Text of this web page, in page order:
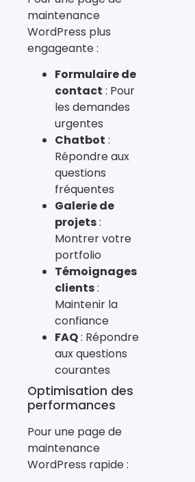
maintenance
WordPress plus
engageante :
Formulaire de
contact : Pour
les demandes
urgentes
Chatbot :
Répondre aux
questions
fréquentes
Galerie de
projets:
Montrer votre
portfolio
Témoignages
clients:
Maintenir la
confiance
FAQ: Répondre
aux questions
courantes
Optimisation des
performances
Pour une page de
maintenance
WordPress rapide :